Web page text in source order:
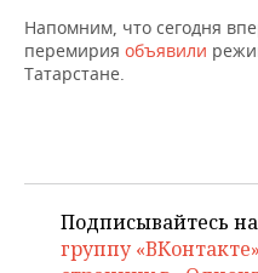
Напомним, что сегодня
перемирия объявили
Татарстане.
Подписывайтесь на
группу «ВКонтакте»